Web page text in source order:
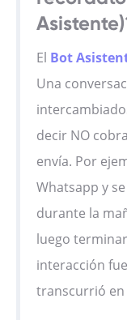
El Bot
Una
decir NO
envía. Por
Whatsapp y
durante la
luego
interacción
transcurrió en